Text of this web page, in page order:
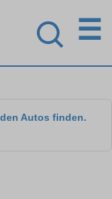
☰
Autos finden.